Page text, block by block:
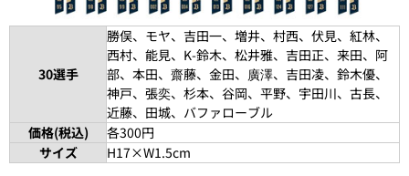
30選手
勝俣、モヤ、吉田一、増井、村西、伏見、紅林、
西村、能見、K-鈴木、松井雅、吉田正、来田、阿
部、本田、齋藤、金田、廣澤、吉田凌、鈴木優、
神戸、張奕、杉本、谷岡、平野、宇田川、古長、
近藤、田城、バファローブル
価格(税込)
各300円
サイズ
H17×W1.5cm